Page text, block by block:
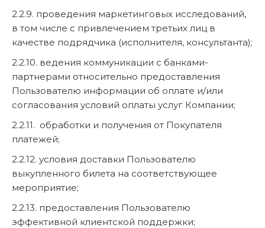
2.2.9. проведения маркетинговых исследований,
в том числе с привлечением третьих лиц в
качестве подрядчика (исполнителя, консультанта);
2.2.10. ведения коммуникации с банками-
партнерами относительно предоставления
Пользователю информации об оплате и/или
согласования условий оплаты услуг Компании;
2.2.11. обработки и получения от Покупателя
платежей;
2.2.12. условия доставки Пользователю
выкупленного билета на соответствующее
мероприятие;
2.2.13. предоставления Пользователю
эффективной клиентской поддержки;